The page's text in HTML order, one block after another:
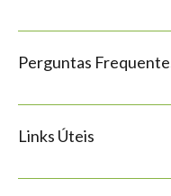
Perguntas
Links Úteis